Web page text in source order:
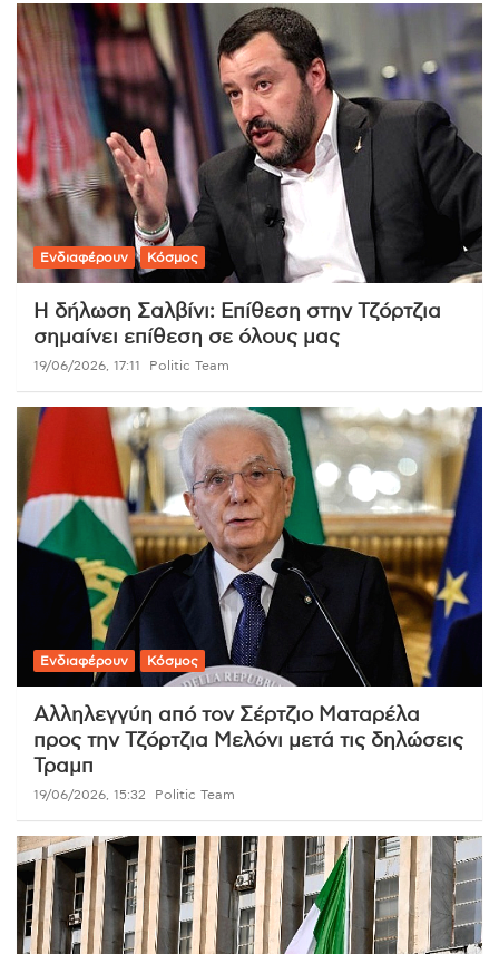
Ενδιαφέρουν Κόσμος
Η δήλωση Σαλβίνι: Επίθεση στην Τζόρτζια
σημαίνει επίθεση σε όλους μας
19/06/2026, 17:11 Politic Team
Ενδιαφέρουν Κόσμος
Αλληλεγγύη από τον Σέρτζιο Ματαρέλα
προς την Τζόρτζια Μελόνι μετά τις δηλώσεις
Τραμπ
19/06/2026, 15:32 Politic Team